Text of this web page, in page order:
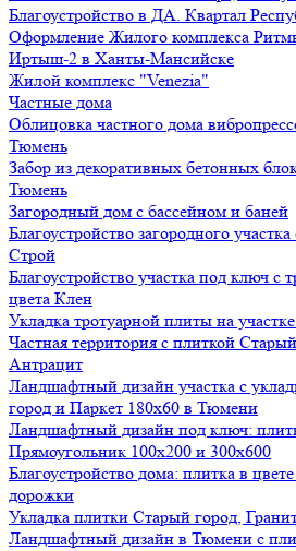
Благоустройство в ДА. Квартал
Оформление Жилого комплекса
Иртыш-2 в Ханты-Мансийске
Жилой комплекс "Venezia"
Частные дома
Облицовка частного дома
Тюмень
Забор из декоративных бетонных
Тюмень
Загородный дом с бассейном и баней
Благоустройство загородного
Строй
Благоустройство участка под ключ
цвета Клен
Укладка тротуарной плиты на
Частная территория с плиткой
Антрацит
Ландшафтный дизайн участка с
город и Паркет 180х60 в Тюмени
Ландшафтный дизайн под ключ:
Прямоугольник 100х200 и 300х600
Благоустройство дома: плитка в
дорожки
Укладка плитки Старый город,
Ландшафтный дизайн в Тюмени с